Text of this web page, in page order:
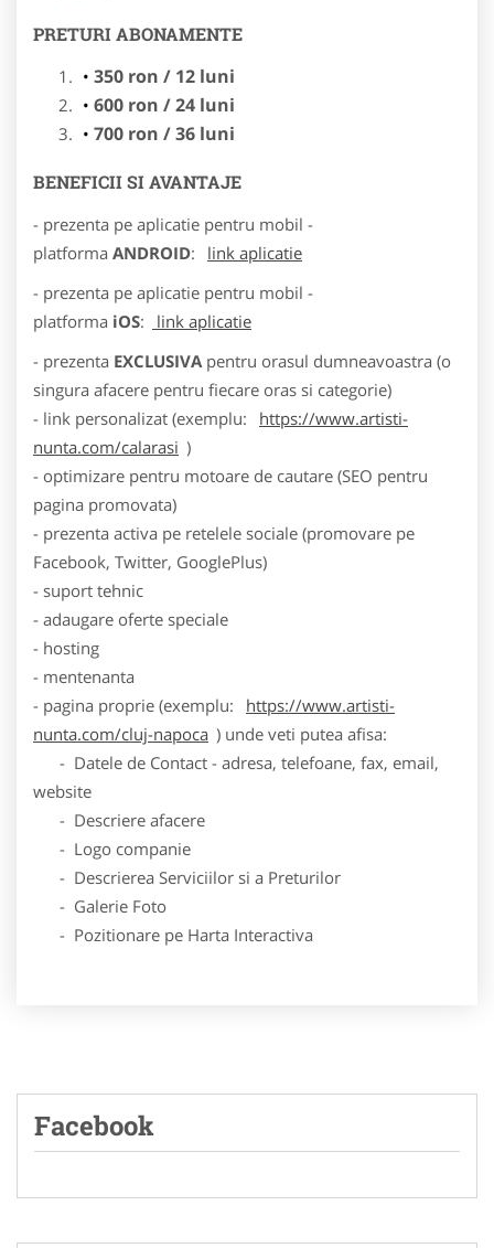
PRETURI ABONAMENTE
350 ron / 12 luni
600 ron / 24 luni
700 ron / 36 luni
BENEFICII SI AVANTAJE
- prezenta pe aplicatie pentru mobil -
platforma ANDROID:
link aplicatie
- prezenta pe aplicatie pentru mobil -
platforma iOS:
link aplicatie
- prezenta EXCLUSIVA pentru orasul dumneavoastra (o
singura afacere pentru fiecare oras si categorie)
- link personalizat (exemplu:
https://www.artisti-
nunta.com/calarasi )
- optimizare pentru motoare de cautare (SEO pentru
pagina promovata)
- prezenta activa pe retelele sociale (promovare pe
Facebook, Twitter, GooglePlus)
- suport tehnic
- adaugare oferte speciale
- hosting
- mentenanta
- pagina proprie (exemplu:
https://www.artisti-
nunta.com/cluj-napoca ) unde veti putea afisa:
- Datele de Contact - adresa, telefoane, fax, email,
website
- Descriere afacere
- Logo companie
- Descrierea Serviciilor si a Preturilor
- Galerie Foto
- Pozitionare pe Harta Interactiva
Facebook